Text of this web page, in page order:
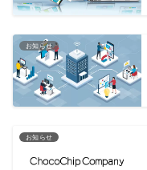
お知らせ
お知らせ